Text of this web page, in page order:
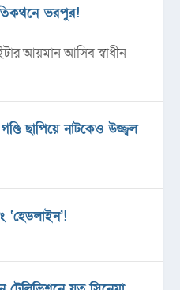
ভরপুর!
আয়মান আসিব স্বাধীন
ছাপিয়ে নাটকেও উজ্জ্বল
‘হেডলাইন’!